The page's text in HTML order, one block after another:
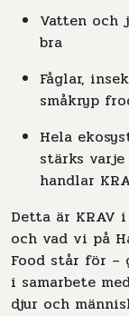
Vatten och
bra
Fåglar,
småkryp
Hela
stärks
handlar
Detta är KRAV
och vad vi på
Food står för –
i samarbete
djur och